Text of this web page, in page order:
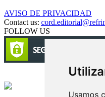
Usamos
AVISO DE PRIVACIDAD
Contact us:
FOLLOW US
Circulación certificada